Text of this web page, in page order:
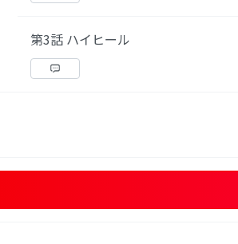
第3話 ハイヒール